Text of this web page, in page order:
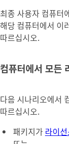
최종 사용자 컴퓨터
해당 컴퓨터에서 이
따르십시오.
컴퓨터에서 모든
다음 시나리오에서
따르십시오.
패키지가 라이